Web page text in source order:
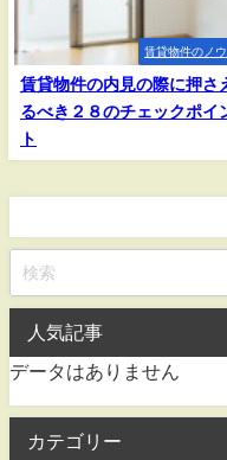
賃貸物件のノ
賃貸物件の内見の際に押さ
るべき２８のチェックポイ
ト
人気記事
データはありません
カテゴリー